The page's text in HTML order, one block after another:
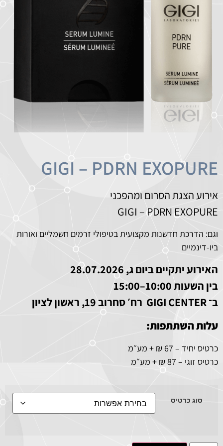
GIGI – PDRN EXOPURE
אירוע הצגת הסרום ומהפכני
GIGI – PDRN EXOPURE
וגם: הדרכת חדשנות מקצועית בטיפולי זרמים חשמליים ואורות
ביו-דינמיים
האירוע יתקיים ביום ג, 28.07.2026
בין השעות 10:00–15:00
ב־GIGI CENTER רח׳ סחרוב 19, ראשון לציון
עלות השתתפות:
כרטיס יחיד – 67 ₪ + מע״מ
כרטיס זוגי – 87 ₪ + מע״מ
סוג כרטיס